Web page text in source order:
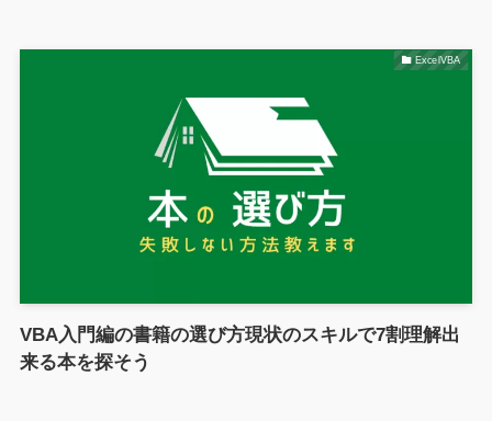
ExcelVBA
VBA入門編の書籍の選び方現状のスキルで7割理解出
来る本を探そう